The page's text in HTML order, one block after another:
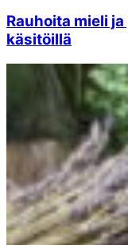
Rauhoita mieli
käsitöillä